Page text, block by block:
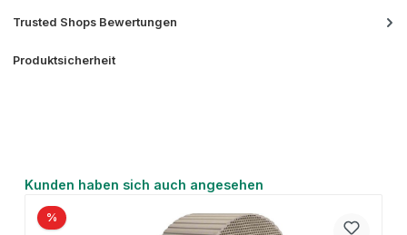
Trusted Shops Bewertungen
Produktsicherheit
Produktgalerie überspringen
Kunden haben sich auch angesehen
%